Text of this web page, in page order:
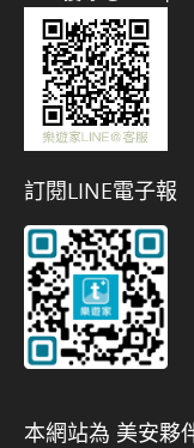
訂閱LINE電子報
本網站為 美安夥